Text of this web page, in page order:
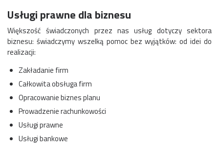
Usługi prawne dla biznesu
Większość świadczonych przez nas usług dotyczy sektora
biznesu: świadczymy wszelką pomoc bez wyjątków: od idei do
realizacji:
Zakładanie firm
Całkowita obsługa firm
Opracowanie biznes planu
Prowadzenie rachunkowości
Usługi prawne
Usługi bankowe